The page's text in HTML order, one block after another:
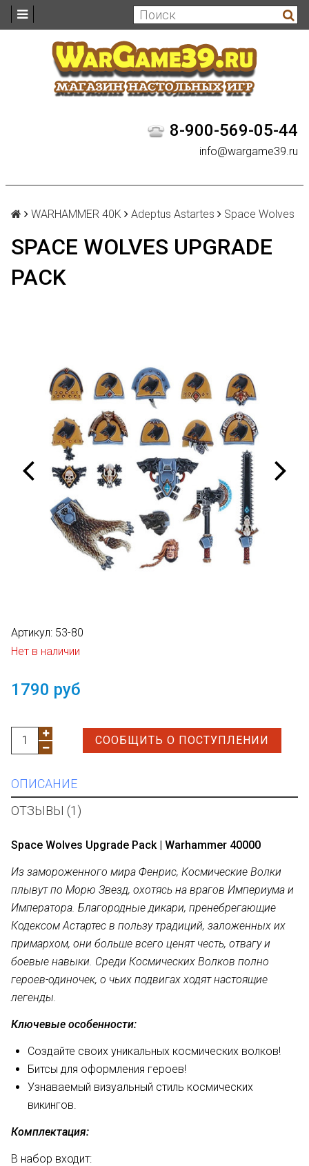
8-900-569-05-44
info@wargame39.ru
WARHAMMER 40K Adeptus Astartes Space Wolves
SPACE WOLVES UPGRADE
PACK
Артикул: 53-80
Нет в наличии
1790 руб
СООБЩИТЬ О ПОСТУПЛЕНИИ
ОПИСАНИЕ
ОТЗЫВЫ (1)
Space Wolves Upgrade Pack | Warhammer 40000
Из замороженного мира Фенрис, Космические Волки
плывут по Морю Звезд, охотясь на врагов Империума и
Императора. Благородные дикари, пренебрегающие
Кодексом Астартес в пользу традиций, заложенных их
примархом, они больше всего ценят честь, отвагу и
боевые навыки. Среди Космических Волков полно
героев-одиночек, о чьих подвигах ходят настоящие
легенды.
Ключевые особенности:
Создайте своих уникальных космических волков!
Битсы для оформления героев!
Узнаваемый визуальный стиль космических
викингов.
Комплектация:
В набор входит: